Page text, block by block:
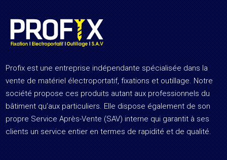
Profix est une entreprise indépendante spécialisée dans la
vente de matériel électroportatif, fixations et outillage. Notre
société propose ces produits autant aux professionnels du
bâtiment qu’aux particuliers. Elle dispose également de son
propre Service Après-Vente (SAV) interne qui garantit à ses
clients un service entier en termes de rapidité et de qualité.